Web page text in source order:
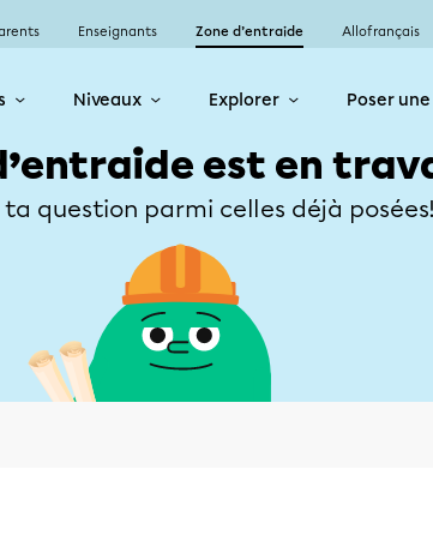
Enseignants Zone d’entraide Allofrançais
Niveaux Explorer Poser
est en
ta question parmi celles déjà